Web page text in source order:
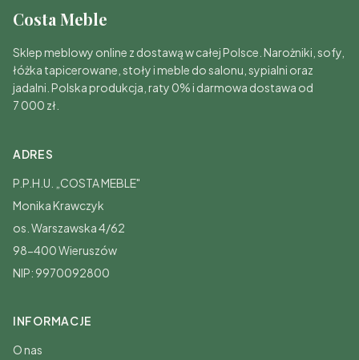
Costa Meble
Sklep meblowy online z dostawą w całej Polsce. Narożniki, sofy,
łóżka tapicerowane, stoły i meble do salonu, sypialni oraz
jadalni. Polska produkcja, raty 0% i darmowa dostawa od
7 000 zł.
ADRES
P.P.H.U. „COSTA MEBLE"
Monika Krawczyk
os. Warszawska 4/62
98-400 Wieruszów
NIP: 9970092800
INFORMACJE
O nas